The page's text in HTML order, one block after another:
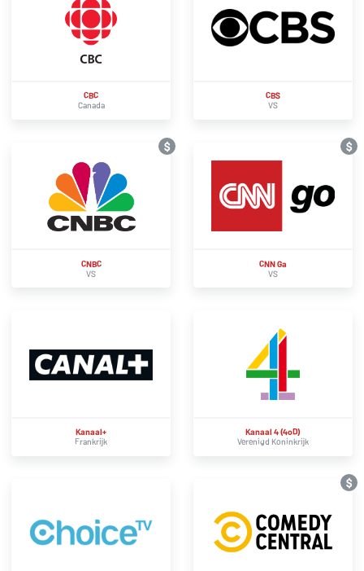
CBC
Canada
CBS
VS
$
CNBC
VS
$
CNN Ga
VS
Kanaal+
Frankrijk
Kanaal 4 (4oD)
Verenigd Koninkrijk
$